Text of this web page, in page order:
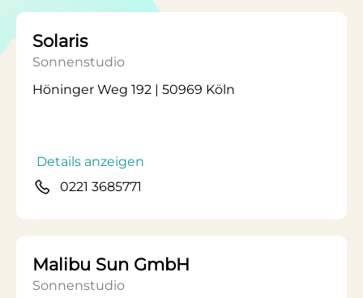
Solaris
Sonnenstudio
Höninger Weg 192 | 50969 Köln
Details anzeigen
0221 3685771
Malibu Sun GmbH
Sonnenstudio